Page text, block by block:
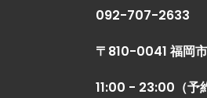
092-707-2633
〒810-0041 福岡
11:00 - 23:00（予